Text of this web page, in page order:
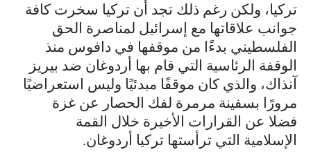
تركيا، ولكن رغم ذلك تجد أن تركيا سخرت كافة
جوانب علاقاتها مع إسرائيل لمناصرة الحق
الفلسطيني بدءًا من موقفها في دافوس منذ
الوقفة الرئاسية التي قام بها أردوغان ضد بيريز
آنذاك، والذي كان موقفًا مبدئيًا وليس استعراضيًا
مرورًا بسفينة مرمرة لفك الحصار عن غزة
فضلا عن القرارات الأخيرة خلال القمة
الإسلامية التي ترأستها تركيا أردوغان.